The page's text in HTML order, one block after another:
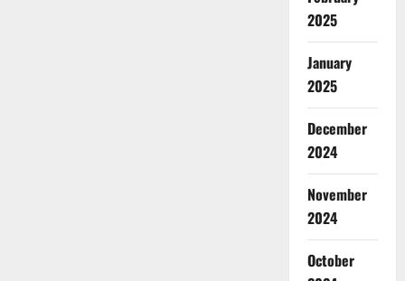
2025
January
2025
December
2024
November
2024
October